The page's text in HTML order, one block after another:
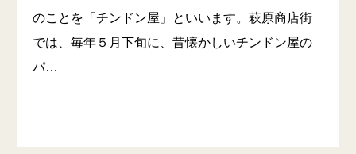
のことを「チンドン屋」といいます。萩原商店街
では、毎年５月下旬に、昔懐かしいチンドン屋の
パ…